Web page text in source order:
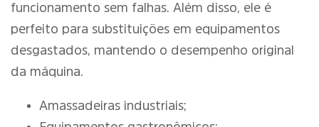
funcionamento sem falhas. Além disso, ele é
perfeito para substituições em equipamentos
desgastados, mantendo o desempenho original
da máquina.
Amassadeiras industriais;